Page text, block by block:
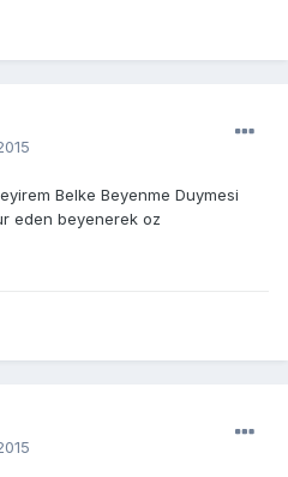
Belke Beyenme Duymesi
eden beyenerek oz